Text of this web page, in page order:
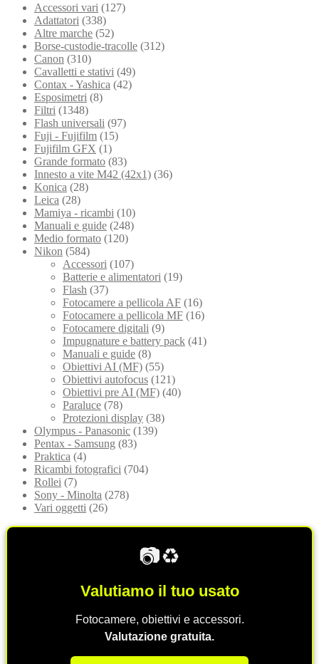
Accessori vari (127)
Adattatori (338)
Altre marche (52)
Borse-custodie-tracolle (312)
Canon (310)
Cavalletti e stativi (49)
Contax - Yashica (42)
Esposimetri (8)
Filtri (1348)
Flash universali (97)
Fuji - Fujifilm (15)
Fujifilm GFX (1)
Grande formato (83)
Innesto a vite M42 (42x1) (36)
Konica (28)
Leica (28)
Mamiya - ricambi (10)
Manuali e guide (248)
Medio formato (120)
Nikon (584)
Accessori (107)
Batterie e alimentatori (19)
Flash (37)
Fotocamere a pellicola AF (16)
Fotocamere a pellicola MF (16)
Fotocamere digitali (9)
Impugnature e battery pack (41)
Manuali e guide (8)
Obiettivi AI (MF) (55)
Obiettivi autofocus (121)
Obiettivi pre AI (MF) (40)
Paraluce (78)
Protezioni display (38)
Olympus - Panasonic (139)
Pentax - Samsung (83)
Praktica (4)
Ricambi fotografici (704)
Rollei (7)
Sony - Minolta (278)
Vari oggetti (26)
📷♻️
Valutiamo il tuo usato
Fotocamere, obiettivi e accessori.
Valutazione gratuita.